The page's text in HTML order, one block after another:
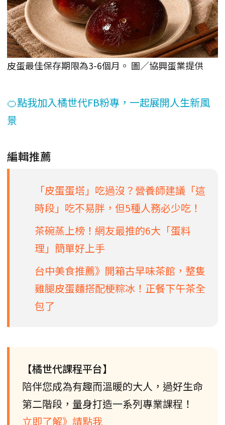
皮蛋最佳保存期限為3-6個月。 圖／協興蛋業提供
🍊點我加入橘世代FB粉專，一起展開人生新風
景
編輯推薦
「皮蛋蛋塔」吃過沒？營養師建議「這
時段」吃不易胖，但5種人務必少吃！
茶碗蒸上榜！網友最推的6大「蛋料
理」簡單好上手
台中美食推薦》開箱古早味茶館，整隻
雞腿皮蛋麵搭配梗粽冰！正餐下午茶全
包了
【橘世代課程平台】
陪伴您成為有趣而溫暖的大人，過好生命
第二階段，量身打造一系列專業課程！
立即了解》請點我